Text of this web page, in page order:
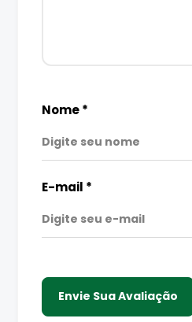
Nome*
E-mail *
Envie Sua Avaliação